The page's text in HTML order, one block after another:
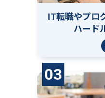
IT転職やプロ
ハード
03